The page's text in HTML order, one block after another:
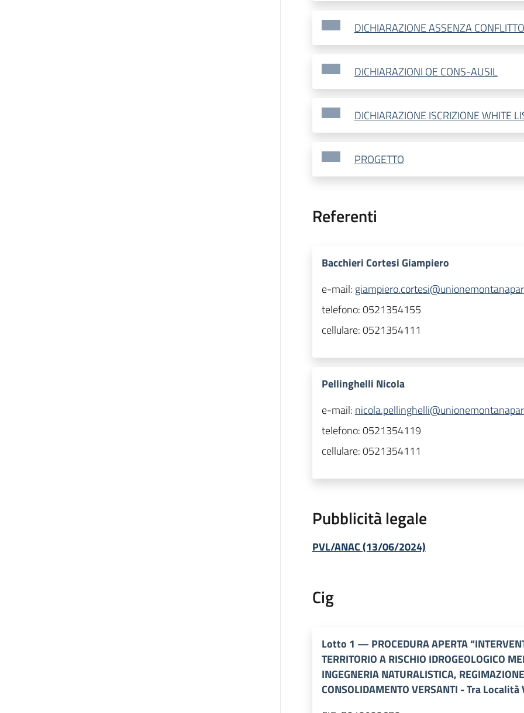
DICHIARAZIONE ASSENZA
DICHIARAZIONI OE CONS-AUSIL
DICHIARAZIONE ISCRIZIONE WHITE
PROGETTO
Referenti
Bacchieri Cortesi Giampiero
e-mail:
telefono:0521354155
cellulare:0521354111
Pellinghelli Nicola
e-mail:
telefono:0521354119
cellulare:0521354111
Pubblicità legale
PVL/ANAC (13/06/2024)
Cig
Lotto 1 — PROCEDURA APERTA
TERRITORIO A RISCHIO IDROGEOLOGICO
INGEGNERIA NATURALISTICA,
CONSOLIDAMENTO VERSANTI - Tra